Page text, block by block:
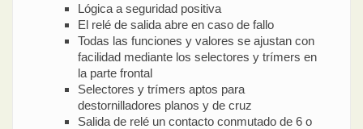
Lógica a seguridad positiva
El relé de salida abre en caso de fallo
Todas las funciones y valores se ajustan con
facilidad mediante los selectores y trímers en
la parte frontal
Selectores y trímers aptos para
destornilladores planos y de cruz
Salida de relé un contacto conmutado de 6 o